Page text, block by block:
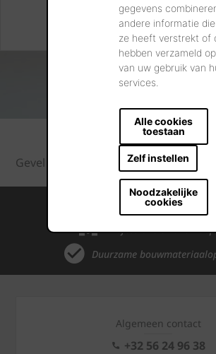
gegevens
andere informatie
ze heeft verstrekt of
hebben verzameld
van uw gebruik van
services.
Alle cookies
toestaan
Zelf instellen
Noodzakelijke
cookies
CONTACTEER ONS
Gevel Argeton
Internationale kennis en
Professionele
Duurzame
Algemeen contact
+32 56 24 96 38